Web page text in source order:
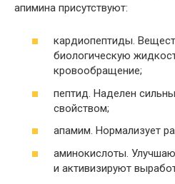
апимина присутствуют:
кардиопептиды.
биологическую
кровообращение;
пептид. Наделен
свойством;
апамим. Нормализует
аминокислоты.
и активизируют